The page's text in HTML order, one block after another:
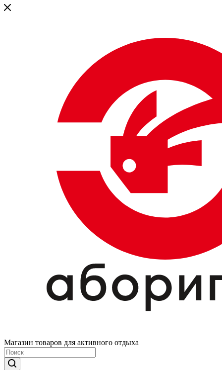
Магазин товаров для активного отдыха